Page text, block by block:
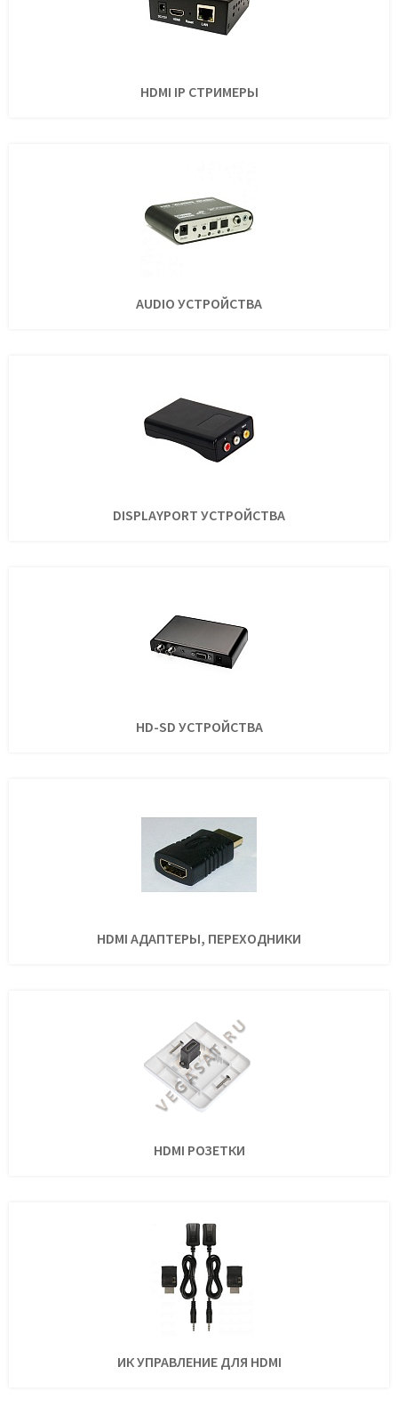
HDMI IP СТРИМЕРЫ
AUDIO УСТРОЙСТВА
DISPLAYPORT УСТРОЙСТВА
HD-SD УСТРОЙСТВА
HDMI АДАПТЕРЫ, ПЕРЕХОДНИКИ
HDMI РОЗЕТКИ
ИК УПРАВЛЕНИЕ ДЛЯ HDMI